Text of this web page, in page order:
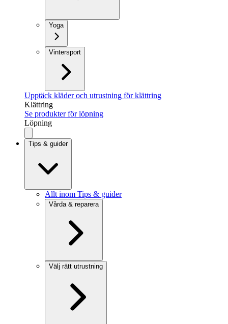
Yoga
Vintersport
Upptäck kläder och utrustning för klättring
Klättring
Se produkter för löpning
Löpning
Tips & guider
Allt inom Tips & guider
Vårda & reparera
Välj rätt utrustning